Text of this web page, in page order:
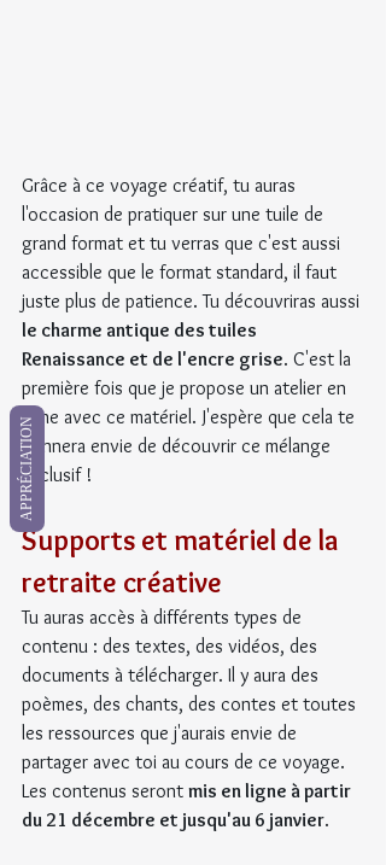
Grâce à ce voyage créatif, tu auras
l'occasion de pratiquer sur une tuile de
grand format et tu verras que c'est aussi
accessible que le format standard, il faut
juste plus de patience. Tu découvriras aussi
le charme antique des tuiles
Renaissance et de l'encre grise. C'est la
première fois que je propose un atelier en
ligne avec ce matériel. J'espère que cela te
donnera envie de découvrir ce mélange
exclusif !
Supports et matériel de la
retraite créative
Tu auras accès à différents types de
contenu : des textes, des vidéos, des
documents à télécharger. Il y aura des
poèmes, des chants, des contes et toutes
les ressources que j'aurais envie de
partager avec toi au cours de ce voyage.
Les contenus seront mis en ligne à partir
du 21 décembre et jusqu'au 6 janvier.
APPRÉCIATION